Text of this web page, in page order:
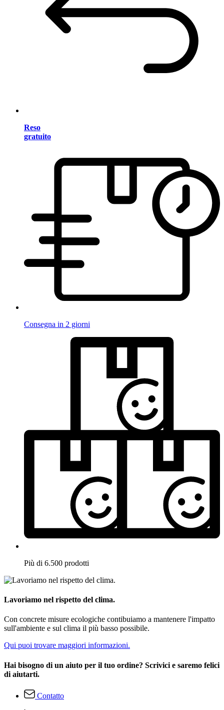
Reso
gratuito
Consegna in 2 giorni
Più di 6.500 prodotti
Lavoriamo nel rispetto del clima.
Con concrete misure ecologiche contibuiamo a mantenere l'impatto
sull'ambiente e sul clima il più basso possibile.
Qui puoi trovare maggiori informazioni.
Hai bisogno di un aiuto per il tuo ordine? Scrivici e saremo felici
di aiutarti.
Contatto